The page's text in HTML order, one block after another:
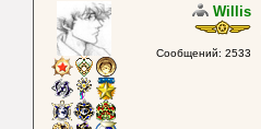
Willis
Сообщений: 2533